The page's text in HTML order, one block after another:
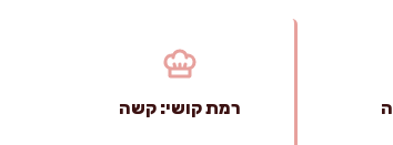
רמת קושי: קשה